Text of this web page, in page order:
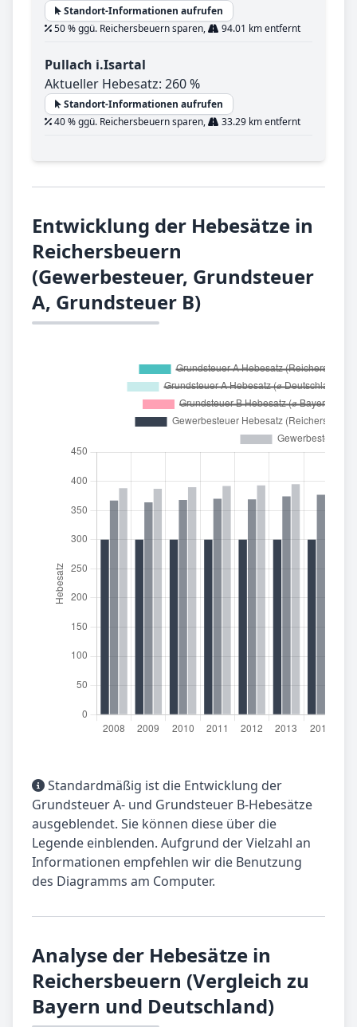
Standort-Informationen aufrufen
50 % ggü. Reichersbeuern sparen,
94.01 km entfernt
Pullach i.Isartal
Aktueller Hebesatz: 260 %
Standort-Informationen aufrufen
40 % ggü. Reichersbeuern sparen,
33.29 km entfernt
Entwicklung der Hebesätze in
Reichersbeuern
(Gewerbesteuer, Grundsteuer
A, Grundsteuer B)
Standardmäßig ist die Entwicklung der
Grundsteuer A- und Grundsteuer B-Hebesätze
ausgeblendet. Sie können diese über die
Legende einblenden. Aufgrund der Vielzahl an
Informationen empfehlen wir die Benutzung
des Diagramms am Computer.
Analyse der Hebesätze in
Reichersbeuern (Vergleich zu
Bayern und Deutschland)